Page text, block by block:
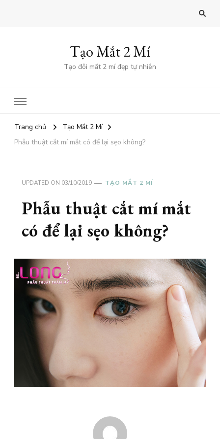
Tạo Mắt 2 Mí
Tạo đôi mắt 2 mí đẹp tự nhiên
Trang chủ
Tạo Mắt 2 Mí
Phẫu thuật cắt mí mắt có để lại sẹo không?
UPDATED ON 03/10/2019 TẠO MẮT 2 MÍ
Phẫu thuật cắt mí mắt
có để lại sẹo không?